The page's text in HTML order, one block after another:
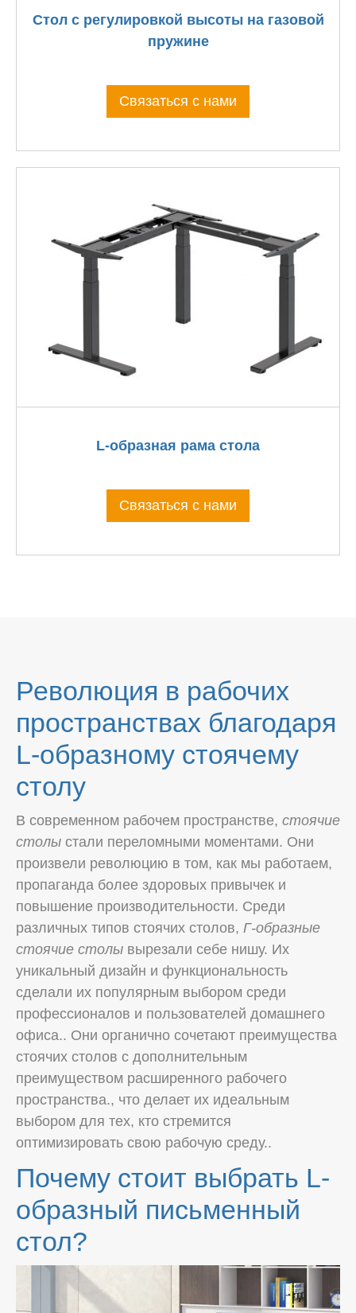
Стол с регулировкой высоты на газовой
пружине
Связаться с нами
L-образная рама стола
Связаться с нами
Революция в рабочих
пространствах благодаря
L-образному стоячему
столу
В современном рабочем пространстве, стоячие
столы стали переломными моментами. Они
произвели революцию в том, как мы работаем,
пропаганда более здоровых привычек и
повышение производительности. Среди
различных типов стоячих столов, Г-образные
стоячие столы вырезали себе нишу. Их
уникальный дизайн и функциональность
сделали их популярным выбором среди
профессионалов и пользователей домашнего
офиса.. Они органично сочетают преимущества
стоячих столов с дополнительным
преимуществом расширенного рабочего
пространства., что делает их идеальным
выбором для тех, кто стремится
оптимизировать свою рабочую среду..
Почему стоит выбрать L-
образный письменный
стол?